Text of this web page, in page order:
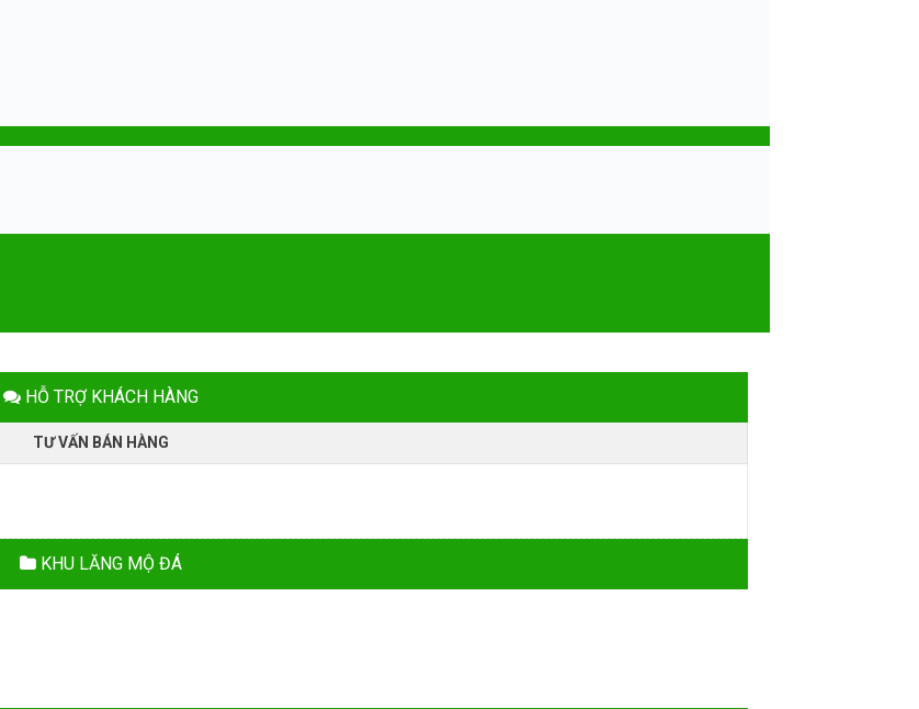
HỖ TRỢ KHÁCH HÀNG
TƯ VẤN BÁN HÀNG
KHU LĂNG MỘ ĐÁ